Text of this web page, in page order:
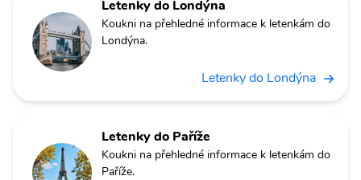
Letenky do Londýna
Koukni na přehledné informace k letenkám do
Londýna.
Letenky do Londýna
Letenky do Paříže
Koukni na přehledné informace k letenkám do
Paříže.